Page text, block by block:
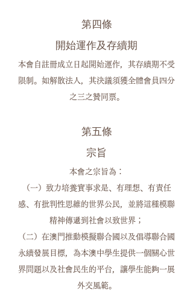
第四條
開始運作及存續期
本會自註冊成立日起開始運作，其存續期不受
限制。如解散法人，其決議須獲全體會員四分
之三之贊同票。
第五條
宗旨
本會之宗旨為：
（一）致力培養實事求是、有理想、有責任
感、有批判性思維的世界公民，並將這種模聯
精神傳遞到社會以致世界；
（二）在澳門推動模擬聯合國以及倡導聯合國
永續發展目標，為本澳中學生提供一個關心世
界問題以及社會民生的平台，讓學生能夠一展
外交風範。